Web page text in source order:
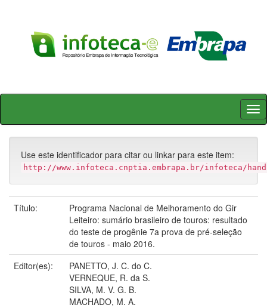
Skip
Use este identificador para citar ou linkar para este item:
http://www.infoteca.cnptia.embrapa.br/infoteca/
Título:
Programa Nacional de Melhoramento do Gir
Leiteiro: sumário brasileiro de touros: resultado
do teste de progênie 7a prova de pré-seleção
de touros - maio 2016.
Editor(es):
PANETTO, J. C. do C.
VERNEQUE, R. da S.
SILVA, M. V. G. B.
MACHADO, M. A.